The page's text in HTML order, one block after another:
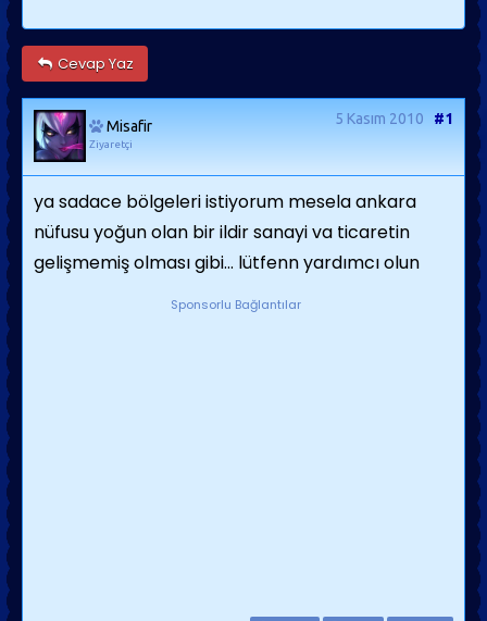
Cevap Yaz
Misafir
Ziyaretçi
5 Kasım 2010 #1
ya sadace bölgeleri istiyorum mesela ankara
nüfusu yoğun olan bir ildir sanayi va ticaretin
gelişmemiş olması gibi... lütfenn yardımcı olun
Sponsorlu Bağlantılar